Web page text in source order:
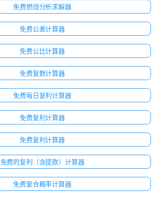
免费燃烧分析求解器
免费公差计算器
免费公比计算器
免费复数计算器
免费每日复利计算器
免费复利计算器
免费复利计算器
免费的复利（含提款）计算器
免费复合概率计算器